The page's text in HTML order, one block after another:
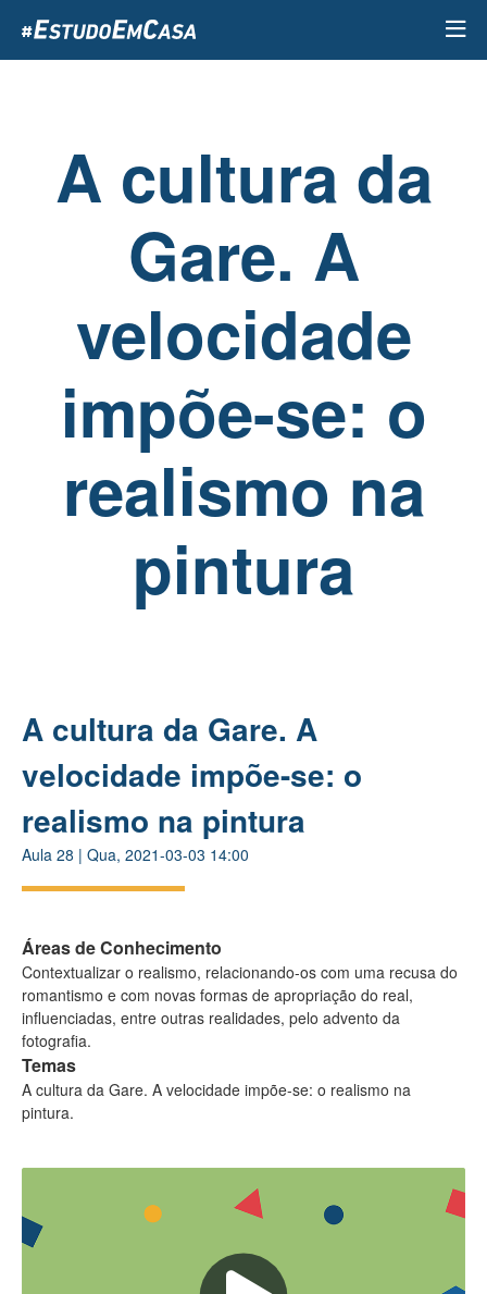
para
o
A cultura da
Gare. A
velocidade
impõe-se: o
realismo na
pintura
A cultura da Gare. A
velocidade impõe-se: o
realismo na pintura
Aula 28 | Qua, 2021-03-03 14:00
Áreas de Conhecimento
Contextualizar o realismo, relacionando-os com uma recusa do
romantismo e com novas formas de apropriação do real,
influenciadas, entre outras realidades, pelo advento da
fotografia.
Temas
A cultura da Gare. A velocidade impõe-se: o realismo na
pintura.